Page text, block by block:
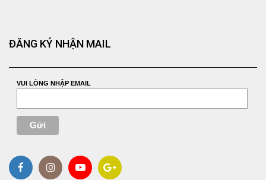
ĐĂNG KÝ NHẬN MAIL
VUI LÒNG NHẬP EMAIL